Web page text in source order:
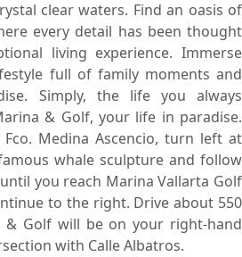
clear waters. Find an oasis of
every detail has been thought
living experience. Immerse
full of family moments and
Simply, the life you always
& Golf, your life in paradise.
Medina Ascencio, turn left at
whale sculpture and follow
you reach Marina Vallarta Golf
to the right. Drive about 550
& Golf will be on your right-hand
with Calle Albatros.